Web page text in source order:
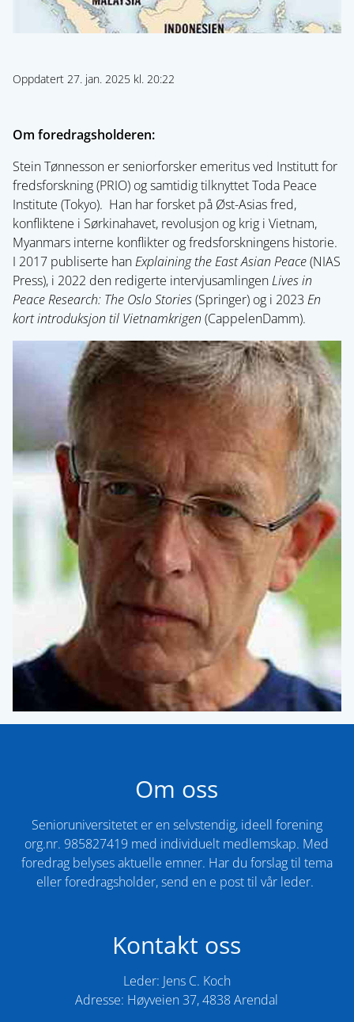
Oppdatert 27. jan. 2025 kl. 20:22
Om foredragsholderen:
Stein Tønnesson er seniorforsker emeritus ved Institutt for
fredsforskning (PRIO) og samtidig tilknyttet Toda Peace
Institute (Tokyo). Han har forsket på Øst-Asias fred,
konfliktene i Sørkinahavet, revolusjon og krig i Vietnam,
Myanmars interne konflikter og fredsforskningens historie.
I 2017 publiserte hanExplaining the East Asian Peace(NIAS
Press), i 2022 den redigerte intervjusamlingenLives in
Peace Research: The Oslo Stories(Springer) og i 2023 En
kort introduksjon til Vietnamkrigen (CappelenDamm).
Om oss
Senioruniversitetet er en selvstendig, ideell forening
org.nr. 985827419 med individuelt medlemskap. Med
foredrag belyses aktuelle emner. Har du forslag til tema
eller foredragsholder, send en e post til vår leder. ​
Kontakt oss
Leder: Jens C. Koch
Adresse: Høyveien 37, 4838 Arendal